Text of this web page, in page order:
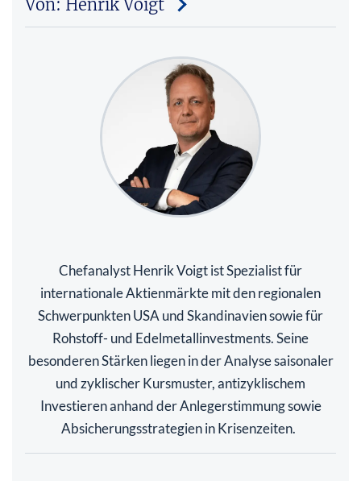
Von: Henrik Voigt
Chefanalyst Henrik Voigt ist Spezialist für
internationale Aktienmärkte mit den regionalen
Schwerpunkten USA und Skandinavien sowie für
Rohstoff- und Edelmetallinvestments. Seine
besonderen Stärken liegen in der Analyse saisonaler
und zyklischer Kursmuster, antizyklischem
Investieren anhand der Anlegerstimmung sowie
Absicherungsstrategien in Krisenzeiten.